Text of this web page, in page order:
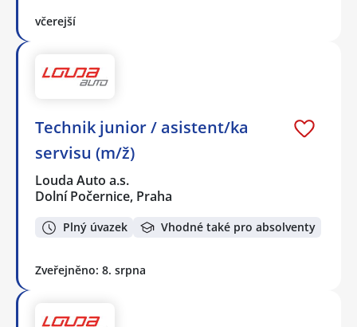
včerejší
Technik junior / asistent/ka
servisu (m/ž)
Louda Auto a.s.
Dolní Počernice, Praha
Plný úvazek Vhodné také pro absolventy
Zveřejněno: 8. srpna